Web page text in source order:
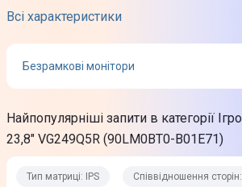
Всі характеристики
Так
Вигнутий екран
Ні
Матове
Підсвічування
LED
Безрамкові монітори
Найпопулярніші запити в категорії
23,8" VG249Q5R (90LM0BT0-B01E71)
Тип матриці: IPS Співвідношення